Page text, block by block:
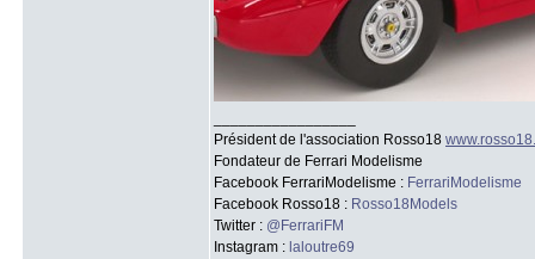
Président de l'association Rosso18
Fondateur de Ferrari Modelisme
Facebook FerrariModelisme : FerrariModelisme
Facebook Rosso18 : Rosso18Models
Twitter : @FerrariFM
Instagram : laloutre69